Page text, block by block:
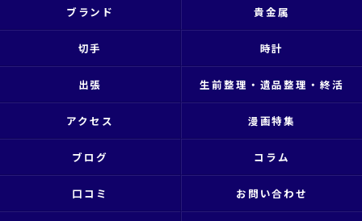
ブランド 貴金属
切手 時計
出張 生前整理・遺品整理・終活
アクセス 漫画特集
ブログ コラム
口コミ お問い合わせ